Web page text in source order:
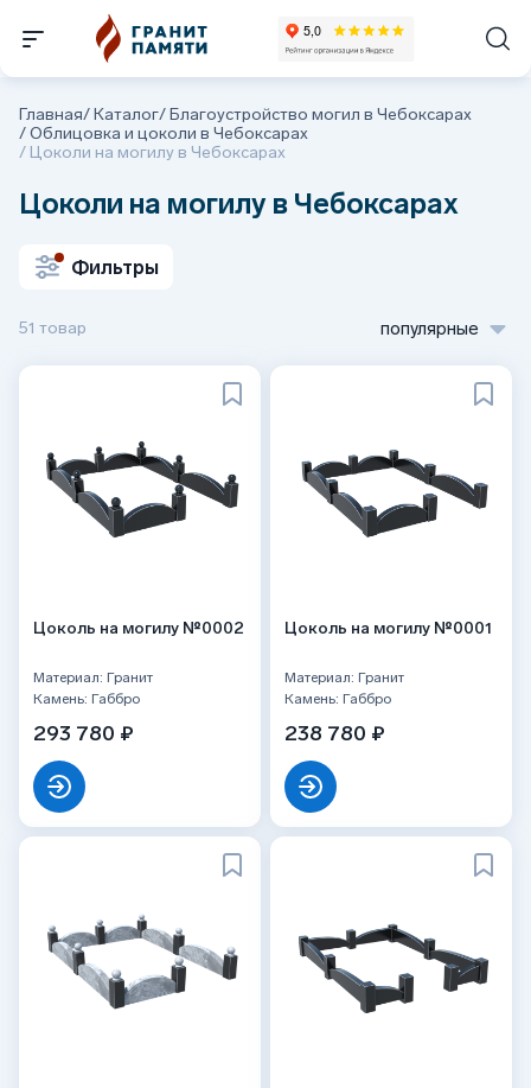
Главная/Каталог/Благоустройство могил в Чебоксарах
/Облицовка и цоколи в Чебоксарах
/ Цоколи на могилу в Чебоксарах
Цоколи на могилу в Чебоксарах
Фильтры
51 товар популярные
Цоколь на могилу №0002
Материал: Гранит
Камень: Габбро
293 780 ₽
Цоколь на могилу №0001
Материал: Гранит
Камень: Габбро
238 780 ₽